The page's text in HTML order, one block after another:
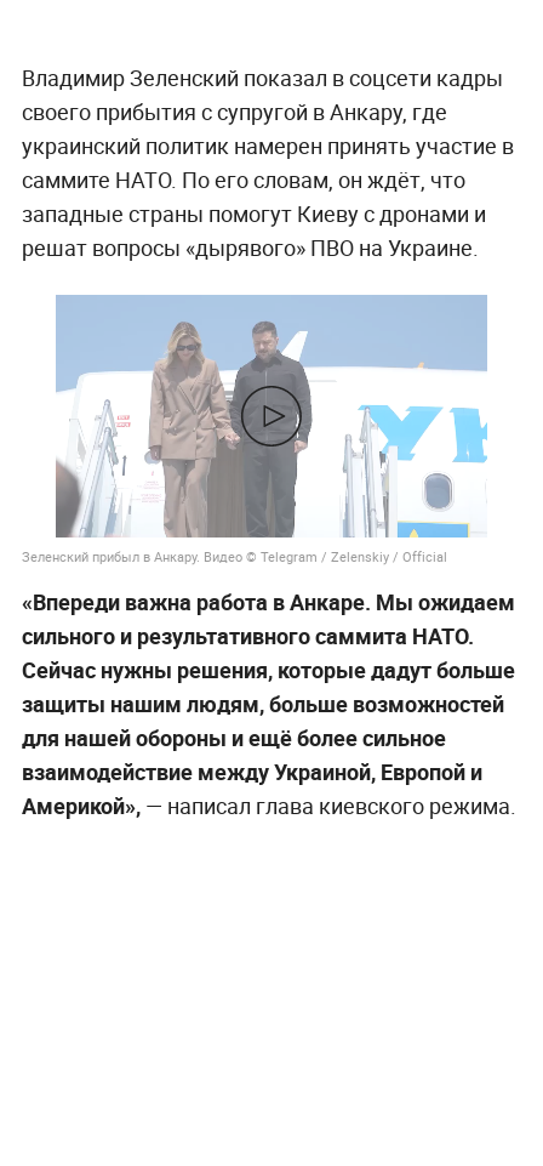
Владимир Зеленский показал в соцсети кадры
своего прибытия с супругой в Анкару, где
украинский политик намерен принять участие в
саммите НАТО. По его словам, он ждёт, что
западные страны помогут Киеву с дронами и
решат вопросы «дырявого» ПВО на Украине.
Зеленский прибыл в Анкару. Видео © Telegram / Zelenskiy / Official
«Впереди важна работа в Анкаре. Мы ожидаем
сильного и результативного саммита НАТО.
Сейчас нужны решения, которые дадут больше
защиты нашим людям, больше возможностей
для нашей обороны и ещё более сильное
взаимодействие между Украиной, Европой и
Америкой»,— написал глава киевского режима.